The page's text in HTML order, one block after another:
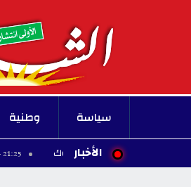
سياسة وطنية
الأخبار
21:25 - 2026/08/07